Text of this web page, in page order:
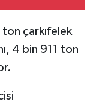
çarkıfelek
4 bin 911 ton